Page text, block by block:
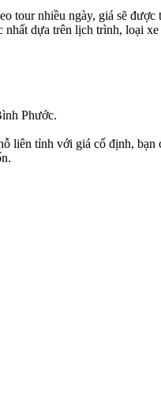
tour nhiều ngày, giá sẽ được
nhất dựa trên lịch trình, loại
Phước.
liên tỉnh với giá cố định,